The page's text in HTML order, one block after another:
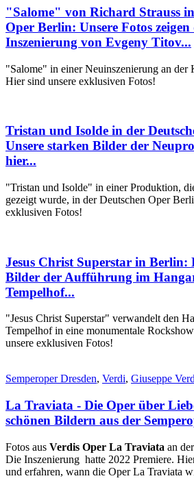
"Salome" von Richard Strauss
Oper Berlin: Unsere Fotos zeigen
Inszenierung von Evgeny Titov...
"Salome" in einer Neuinszenierung an der
Hier sind unsere exklusiven Fotos!
Tristan und Isolde in der
Unsere starken Bilder der
hier...
"Tristan und Isolde" in einer Produktion,
gezeigt wurde, in der Deutschen Oper
exklusiven Fotos!
Jesus Christ Superstar in Berlin:
Bilder der Aufführung im
Tempelhof...
"Jesus Christ Superstar" verwandelt den
Tempelhof in eine monumentale
unsere exklusiven Fotos!
Semperoper Dresden, Verdi, Giuseppe
La Traviata - Die Oper über
schönen Bildern aus der
Fotos aus Verdis Oper La Traviata an
Die Inszenierung hatte 2022 Premiere.
und erfahren, wann die Oper La Traviata